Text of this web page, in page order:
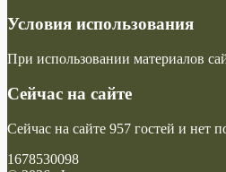
Условия использования
При использовании материалов
Сейчас на сайте
Сейчас на сайте 957 гостей и нет
1678530098